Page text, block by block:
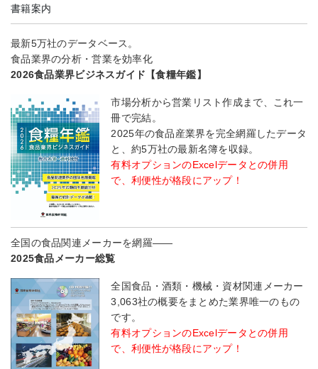
書籍案内
最新5万社のデータベース。
食品業界の分析・営業を効率化
2026食品業界ビジネスガイド【食糧年鑑】
市場分析から営業リスト作成まで、これ一
冊で完結。
2025年の食品産業界を完全網羅したデータ
と、約5万社の最新名簿を収録。
有料オプションのExcelデータとの併用
で、利便性が格段にアップ！
全国の食品関連メーカーを網羅――
2025食品メーカー総覧
全国食品・酒類・機械・資材関連メーカー
3,063社の概要をまとめた業界唯一のもの
です。
有料オプションのExcelデータとの併用
で、利便性が格段にアップ！